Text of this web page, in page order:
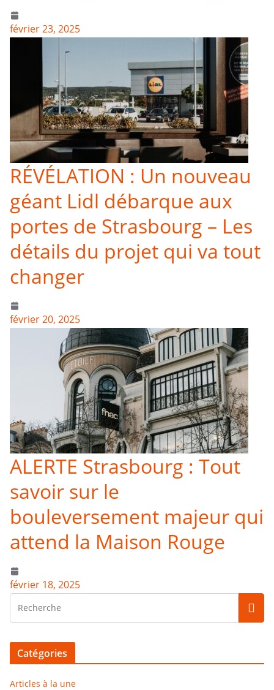
février 23, 2025
RÉVÉLATION : Un nouveau
géant Lidl débarque aux
portes de Strasbourg – Les
détails du projet qui va tout
changer
février 20, 2025
ALERTE Strasbourg : Tout
savoir sur le
bouleversement majeur qui
attend la Maison Rouge
février 18, 2025
Catégories
Articles à la une